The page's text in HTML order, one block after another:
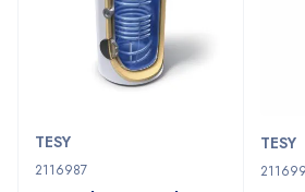
TESY
2116987
TESY